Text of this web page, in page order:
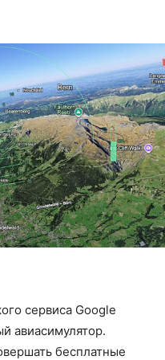
сервиса Google
авиасимулятор.
бесплатные